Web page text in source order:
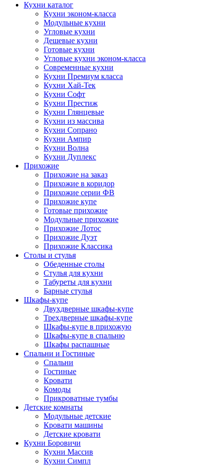
Кухни каталог
Кухни эконом-класса
Модульные кухни
Угловые кухни
Дешевые кухни
Готовые кухни
Угловые кухни эконом-класса
Современные кухни
Кухни Премиум класса
Кухни Хай-Тек
Кухни Софт
Кухни Престиж
Кухни Глянцевые
Кухни из массива
Кухни Сопрано
Кухни Ампир
Кухни Волна
Кухни Дуплекс
Прихожие
Прихожие на заказ
Прихожие в коридор
Прихожие серии ФВ
Прихожие купе
Готовые прихожие
Модульные прихожие
Прихожие Лотос
Прихожие Дуэт
Прихожие Классика
Столы и стулья
Обеденные столы
Стулья для кухни
Табуреты для кухни
Барные стулья
Шкафы-купе
Двухдверные шкафы-купе
Трехдверные шкафы-купе
Шкафы-купе в прихожую
Шкафы-купе в спальню
Шкафы распашные
Спальни и Гостиные
Спальни
Гостиные
Кровати
Комоды
Прикроватные тумбы
Детские комнаты
Модульные детские
Кровати машины
Детские кровати
Кухни Боровичи
Кухни Массив
Кухни Симпл